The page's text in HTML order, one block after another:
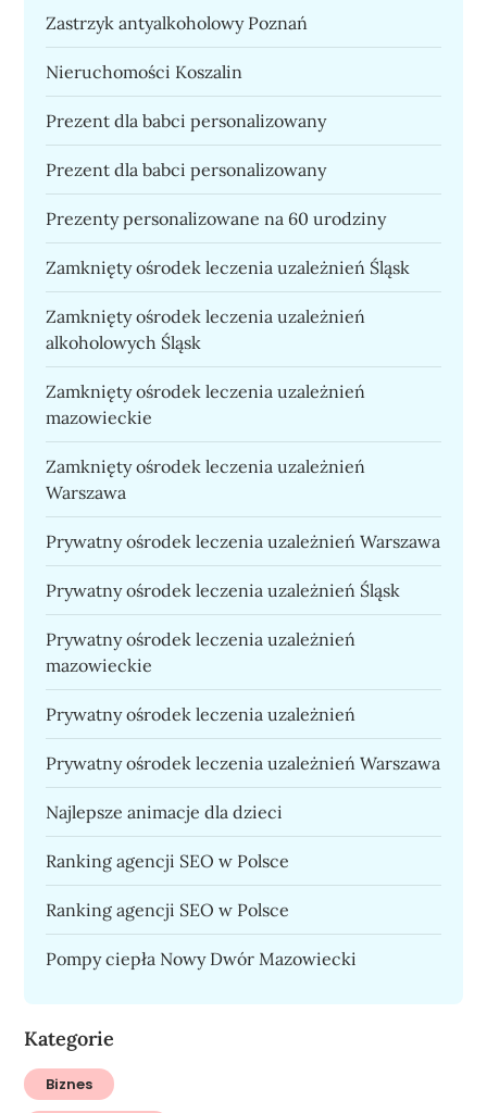
Zastrzyk antyalkoholowy Poznań
Nieruchomości Koszalin
Prezent dla babci personalizowany
Prezent dla babci personalizowany
Prezenty personalizowane na 60 urodziny
Zamknięty ośrodek leczenia uzależnień Śląsk
Zamknięty ośrodek leczenia uzależnień
alkoholowych Śląsk
Zamknięty ośrodek leczenia uzależnień
mazowieckie
Zamknięty ośrodek leczenia uzależnień
Warszawa
Prywatny ośrodek leczenia uzależnień Warszawa
Prywatny ośrodek leczenia uzależnień Śląsk
Prywatny ośrodek leczenia uzależnień
mazowieckie
Prywatny ośrodek leczenia uzależnień
Prywatny ośrodek leczenia uzależnień Warszawa
Najlepsze animacje dla dzieci
Ranking agencji SEO w Polsce
Ranking agencji SEO w Polsce
Pompy ciepła Nowy Dwór Mazowiecki
Kategorie
Biznes